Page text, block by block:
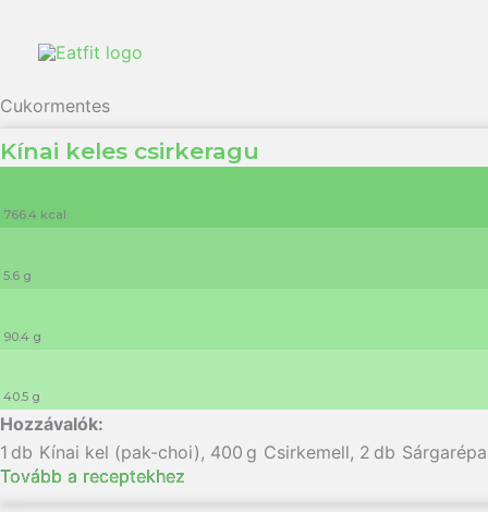
Cukormentes
Kínai keles csirkeragu
766.4 kcal
5.6 g
90.4 g
40.5 g
1 db Kínai kel (pak-choi), 400 g Csirkemell, 2 db Sárgarépa
Tovább a receptekhez